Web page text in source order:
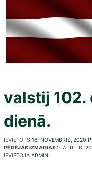
valstij 102.
dienā.
IEVIETOTS 16. NOVEMBRIS, 2020
PĒDĒJĀS IZMAIŅAS 2. APRĪLIS,
IEVIETOJA ADMIN